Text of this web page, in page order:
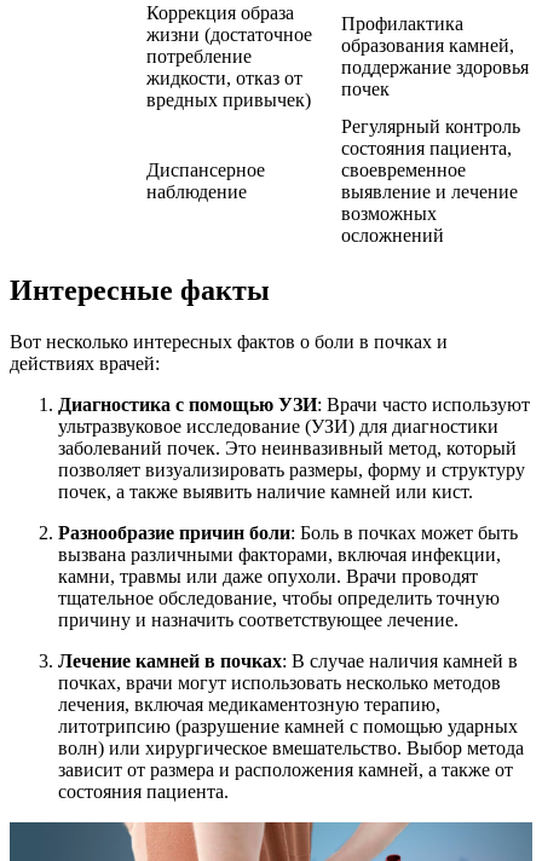
Коррекция образа
жизни (достаточное
потребление
жидкости, отказ от
вредных привычек)
Профилактика
образования камней,
поддержание здоровья
почек
Диспансерное
наблюдение
Регулярный контроль
состояния пациента,
своевременное
выявление и лечение
возможных
осложнений
Интересные факты
Вот несколько интересных фактов о боли в почках и
действиях врачей:
Диагностика с помощью УЗИ: Врачи часто используют
ультразвуковое исследование (УЗИ) для диагностики
заболеваний почек. Это неинвазивный метод, который
позволяет визуализировать размеры, форму и структуру
почек, а также выявить наличие камней или кист.
Разнообразие причин боли: Боль в почках может быть
вызвана различными факторами, включая инфекции,
камни, травмы или даже опухоли. Врачи проводят
тщательное обследование, чтобы определить точную
причину и назначить соответствующее лечение.
Лечение камней в почках: В случае наличия камней в
почках, врачи могут использовать несколько методов
лечения, включая медикаментозную терапию,
литотрипсию (разрушение камней с помощью ударных
волн) или хирургическое вмешательство. Выбор метода
зависит от размера и расположения камней, а также от
состояния пациента.